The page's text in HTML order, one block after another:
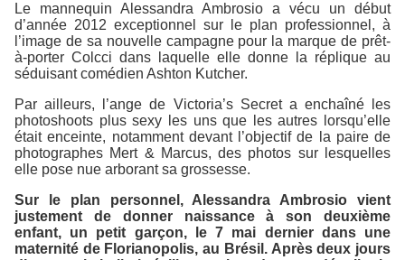
Le mannequin Alessandra Ambrosio a vécu un début
d’année 2012 exceptionnel sur le plan professionnel, à
l’image de sa nouvelle campagne pour la marque de prêt-
à-porter Colcci dans laquelle elle donne la réplique au
séduisant comédien Ashton Kutcher.
Par ailleurs, l’ange de Victoria’s Secreta enchaîné les
photoshoots plus sexy les uns que les autres lorsqu’elle
était enceinte, notamment devant l’objectif de la paire de
photographes Mert & Marcus, des photos sur lesquelles
elle pose nue arborant sa grossesse.
Sur le plan personnel, Alessandra Ambrosio vient
justement de donner naissance à son deuxième
enfant, un petit garçon, le 7 mai dernier dans une
maternité de Florianopolis, au Brésil. Après deux jours